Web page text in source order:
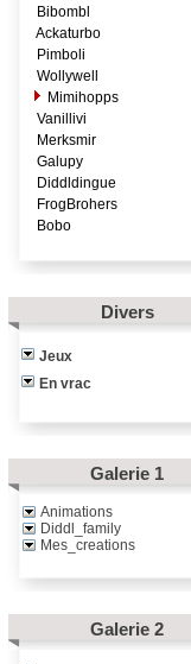
Bibombl
Ackaturbo
Pimboli
Wollywell
Mimihopps
Vanillivi
Merksmir
Galupy
Diddldingue
FrogBrohers
Bobo
Divers
Jeux
En vrac
Galerie 1
Animations
Diddl_family
Mes_creations
Galerie 2